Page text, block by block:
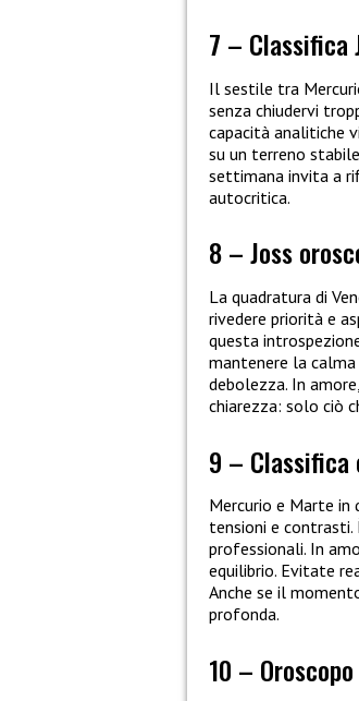
7 – Classifica
Il sestile tra
senza chiudervi
capacità analitiche
su un terreno
settimana invita a
autocritica.
8 – Joss
La quadratura di
rivedere priorità e
questa
mantenere la
debolezza. In
chiarezza: solo ciò
9 – Classifica
Mercurio e Marte in
tensioni e
professionali. In
equilibrio. Evitate
Anche se il
profonda.
10 –